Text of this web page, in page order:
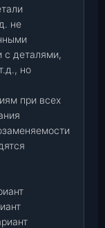
не
деталями,
но
при всех